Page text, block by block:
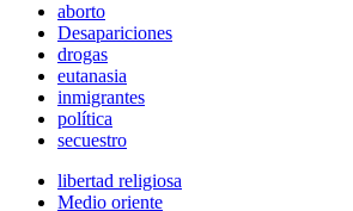
aborto
Desapariciones
drogas
eutanasia
inmigrantes
política
secuestro
libertad religiosa
Medio oriente